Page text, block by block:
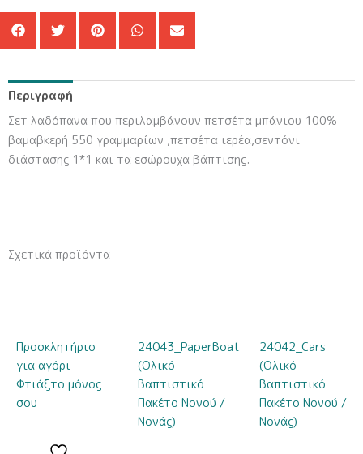
Περιγραφή
Σετ λαδόπανα που περιλαμβάνουν πετσέτα μπάνιου 100%
βαμαβκερή 550 γραμμαρίων ,πετσέτα ιερέα,σεντόνι
διάστασης 1*1 και τα εσώρουχα βάπτισης.
Σχετικά προϊόντα
Προσκλητήριο
για αγόρι –
Φτιάξτο μόνος
σου
24043_PaperBoat
(Ολικό
Βαπτιστικό
Πακέτο Νονού /
Νονάς)
24042_Cars
(Ολικό
Βαπτιστικό
Πακέτο Νονού /
Νονάς)